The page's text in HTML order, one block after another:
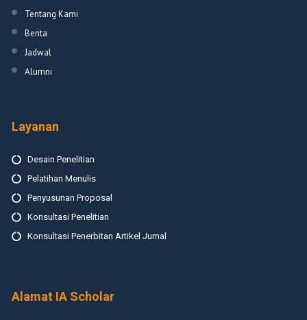
Tentang Kami
Berita
Jadwal
Alumni
Layanan
Desain Penelitian
Pelatihan Menulis
Penyusunan Proposal
Konsultasi Penelitian
Konsultasi Penerbitan Artikel Jurnal
Alamat IA Scholar